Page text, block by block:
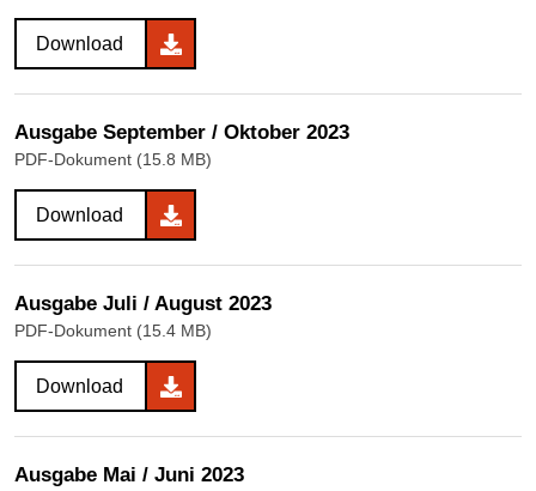
Download
Ausgabe September / Oktober 2023
PDF-Dokument (15.8 MB)
Download
Ausgabe Juli / August 2023
PDF-Dokument (15.4 MB)
Download
Ausgabe Mai / Juni 2023